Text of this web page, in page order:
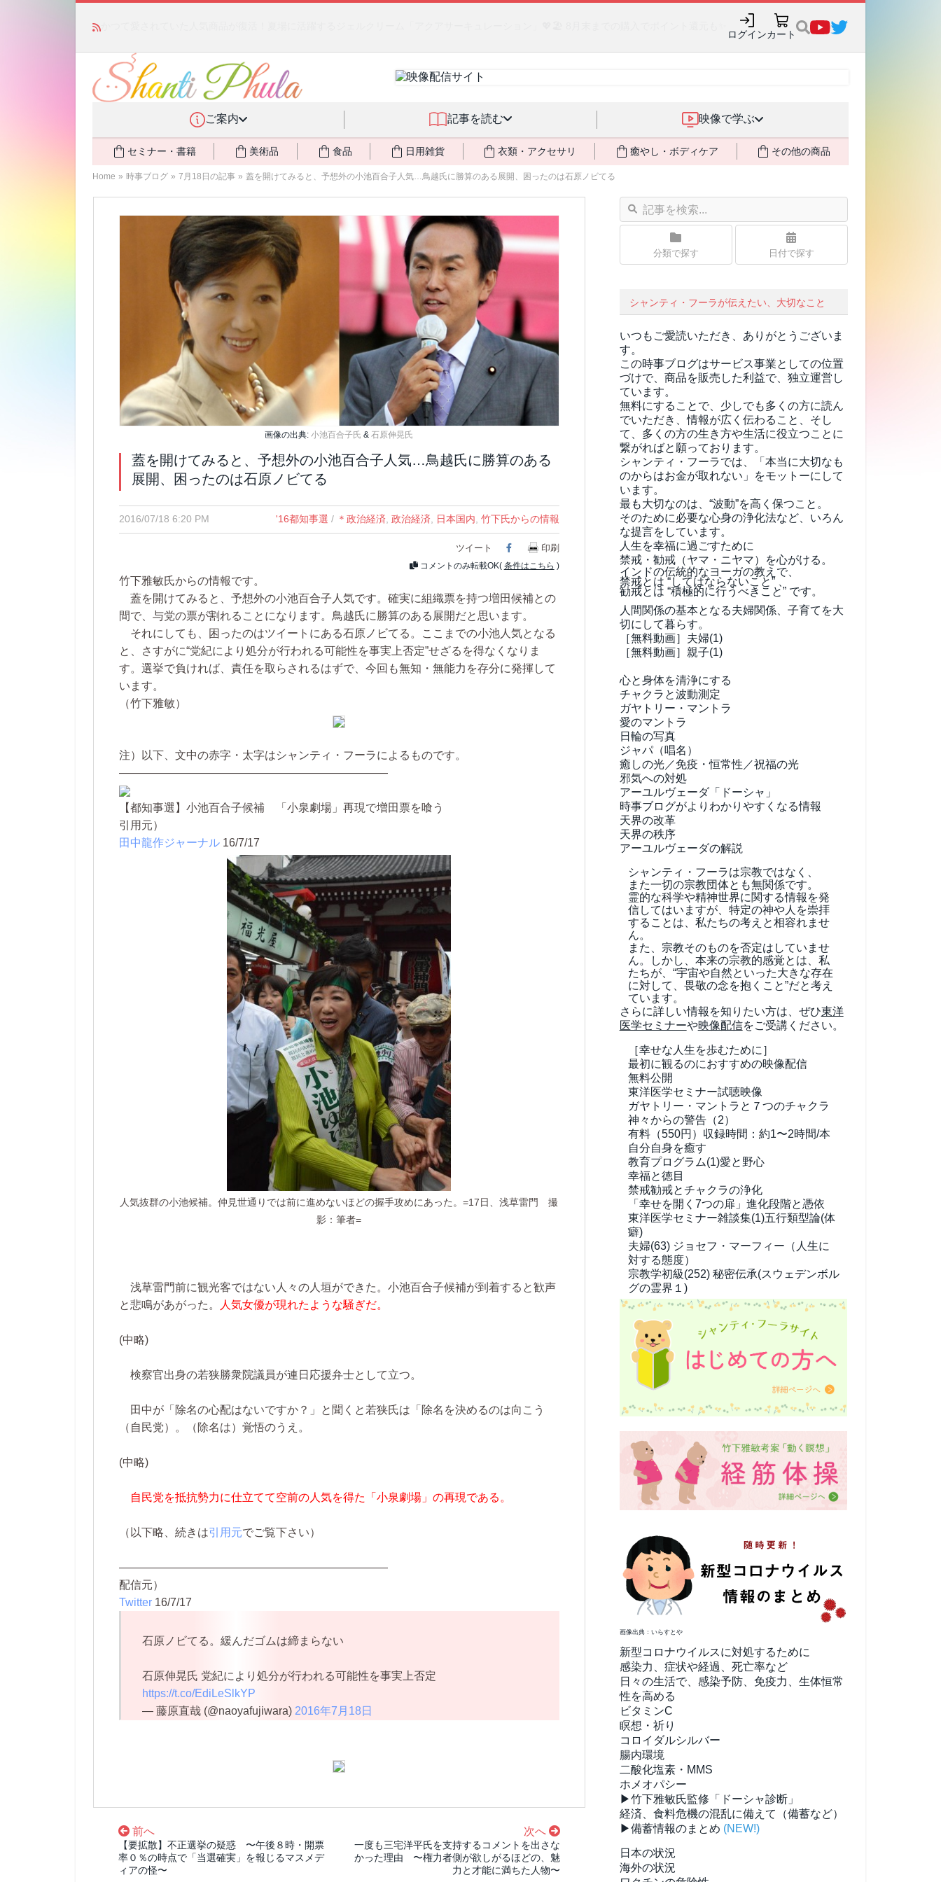
ログインカート
ご案内 記事を読む 映像で学ぶ
セミナー・書籍 美術品 食品 日用雑貨 衣類・アクセサリ 癒やし・ボディケア その他の商品
Home » 時事ブログ » 7月18日の記事 » 蓋を開けてみると、予想外の小池百合子人気…鳥越氏に勝算のある展開、困ったのは石原ノビてる
画像の出典:小池百合子氏 &石原伸晃氏
蓋を開けてみると、予想外の小池百合子人気…鳥越氏に勝算のある
展開、困ったのは石原ノビてる
2016/07/18 6:20 PM '16都知事選 / ＊政治経済 政治経済 日本国内 竹下氏からの情報
ツイート Facebook
印刷
コメントのみ転載OK( 条件はこちら )
竹下雅敏氏からの情報です。
蓋を開けてみると、予想外の小池百合子人気です。確実に組織票を持つ増田候補との
間で、与党の票が割れることになります。鳥越氏に勝算のある展開だと思います。
それにしても、困ったのはツイートにある石原ノビてる。ここまでの小池人気となる
と、さすがに“党紀により処分が行われる可能性を事実上否定”せざるを得なくなりま
す。選挙で負ければ、責任を取らされるはずで、今回も無知・無能力を存分に発揮して
います。
（竹下雅敏）
注）以下、文中の赤字・太字はシャンティ・フーラによるものです。
――――――――――――――――――――――――
【都知事選】小池百合子候補 「小泉劇場」再現で増田票を喰う
引用元）
田中龍作ジャーナル 16/7/17
人気抜群の小池候補。仲見世通りでは前に進めないほどの握手攻めにあった。=17日、浅草雷門 撮
影：筆者=
浅草雷門前に観光客ではない人々の人垣ができた。小池百合子候補が到着すると歓声
と悲鳴があがった。
人気女優が現れたような騒ぎだ。
(中略)
検察官出身の若狭勝衆院議員が連日応援弁士として立つ。
田中が「除名の心配はないですか？」と聞くと若狭氏は「除名を決めるのは向こう
（自民党）。（除名は）覚悟のうえ。
(中略)
自民党を抵抗勢力に仕立てて空前の人気を得た「小泉劇場」の再現である。
（以下略、続きは引用元でご覧下さい）
――――――――――――――――――――――――
配信元）
Twitter 16/7/17
石原ノビてる。緩んだゴムは締まらない
石原伸晃氏 党紀により処分が行われる可能性を事実上否定
https://t.co/EdiLeSlkYP
— 藤原直哉 (@naoyafujiwara) 2016年7月18日
前へ
【要拡散】不正選挙の疑惑 〜午後８時・開票
率０％の時点で「当選確実」を報じるマスメデ
ィアの怪〜
次へ
一度も三宅洋平氏を支持するコメントを出さな
かった理由 〜権力者側が欲しがるほどの、魅
力と才能に満ちた人物〜
分類で探す 日付で探す
シャンティ・フーラが伝えたい、大切なこと
いつもご愛読いただき、ありがとうございま
す。
この時事ブログはサービス事業としての位置
づけで、商品を販売した利益で、独立運営し
ています。
無料にすることで、少しでも多くの方に読ん
でいただき、情報が広く伝わること、そし
て、 多くの方の生き方や生活に役立つことに
繋がればと願っております。
シャンティ・フーラでは、「本当に大切なも
のからはお金が取れない」をモットーにして
います。
最も大切なのは、“波動”を高く保つこと。
そのために必要な心身の浄化法など、いろん
な提言をしています。
人生を幸福に過ごすために
禁戒・勧戒（ヤマ・ニヤマ）を心がける。
インドの伝統的なヨーガの教えで、
禁戒とは “してはならないこと” 、
勧戒とは “積極的に行うべきこと” です。
人間関係の基本となる夫婦関係、子育てを大
切にして暮らす。
［無料動画］夫婦(1)
［無料動画］親子(1)
心と身体を清浄にする
チャクラと波動測定
ガヤトリー・マントラ
愛のマントラ
日輪の写真
ジャパ（唱名）
癒しの光／免疫・恒常性／祝福の光
邪気への対処
アーユルヴェーダ「ドーシャ」
時事ブログがよりわかりやすくなる情報
天界の改革
天界の秩序
アーユルヴェーダの解説
シャンティ・フーラは宗教ではなく、
また一切の宗教団体とも無関係です。
霊的な科学や精神世界に関する情報を発
信してはいますが、特定の神や人を崇拝
することは、私たちの考えと相容れませ
ん。
また、宗教そのものを否定はしていませ
ん。しかし、本来の宗教的感覚とは、私
たちが、“宇宙や自然といった大きな存在
に対して、畏敬の念を抱くこと”だと考え
ています。
さらに詳しい情報を知りたい方は、ぜひ東洋
医学セミナーや映像配信をご受講ください。
［幸せな人生を歩むために］
最初に観るのにおすすめの映像配信
無料公開
東洋医学セミナー試聴映像
ガヤトリー・マントラと７つのチャクラ
神々からの警告（2）
有料（550円） 収録時間：約1〜2時間/本
自分自身を癒す
教育プログラム(1)愛と野心
幸福と徳目
禁戒勧戒とチャクラの浄化
「幸せを開く7つの扉」進化段階と憑依
東洋医学セミナー雑談集(1)五行類型論(体
癖)
夫婦(63) ジョセフ・マーフィー（人生に
対する態度）
宗教学初級(252) 秘密伝承(スウェデンボル
グの霊界１)
画像出典：いらすとや
新型コロナウイルスに対処するために
感染力、症状や経過、死亡率など
日々の生活で、感染予防、免疫力、生体恒常
性を高める
ビタミンC
瞑想・祈り
コロイダルシルバー
腸内環境
二酸化塩素・MMS
ホメオパシー
▶竹下雅敏氏監修「ドーシャ診断」
経済、食料危機の混乱に備えて（備蓄など）
▶備蓄情報のまとめ (NEW!)
日本の状況
海外の状況